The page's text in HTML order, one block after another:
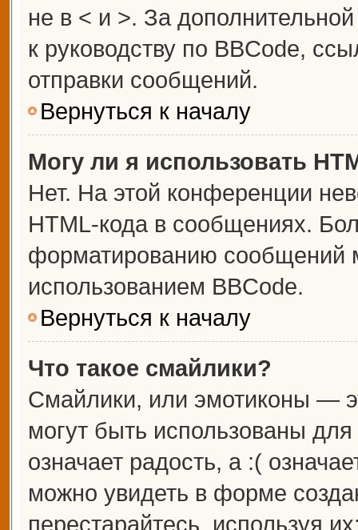
не в < и >. За
к руководству по BBCode,
отправки сообщений.
Вернуться к началу
Могу ли я использовать
Нет. На этой конференции
HTML-кода в сообщениях.
форматированию сообщений
использованием BBCode.
Вернуться к началу
Что такое смайлики?
Смайлики, или эмотиконы —
могут быть использованы
означает радость, а :(
можно увидеть в форме
перестарайтесь, используя